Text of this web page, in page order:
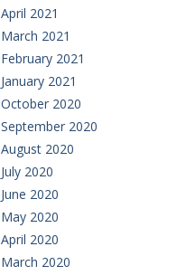
April 2021
March 2021
February 2021
January 2021
October 2020
September 2020
August 2020
July 2020
June 2020
May 2020
April 2020
March 2020